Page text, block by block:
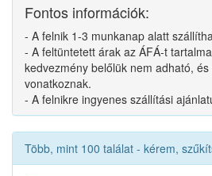
Fontos információk:
- A felnik 1-3 munkanap alatt
- A feltüntetett árak az ÁFÁ-t
kedvezmény belőlük nem adható,
vonatkoznak.
- A felnikre ingyenes szállítási
Több, mint 100 találat - kérem,